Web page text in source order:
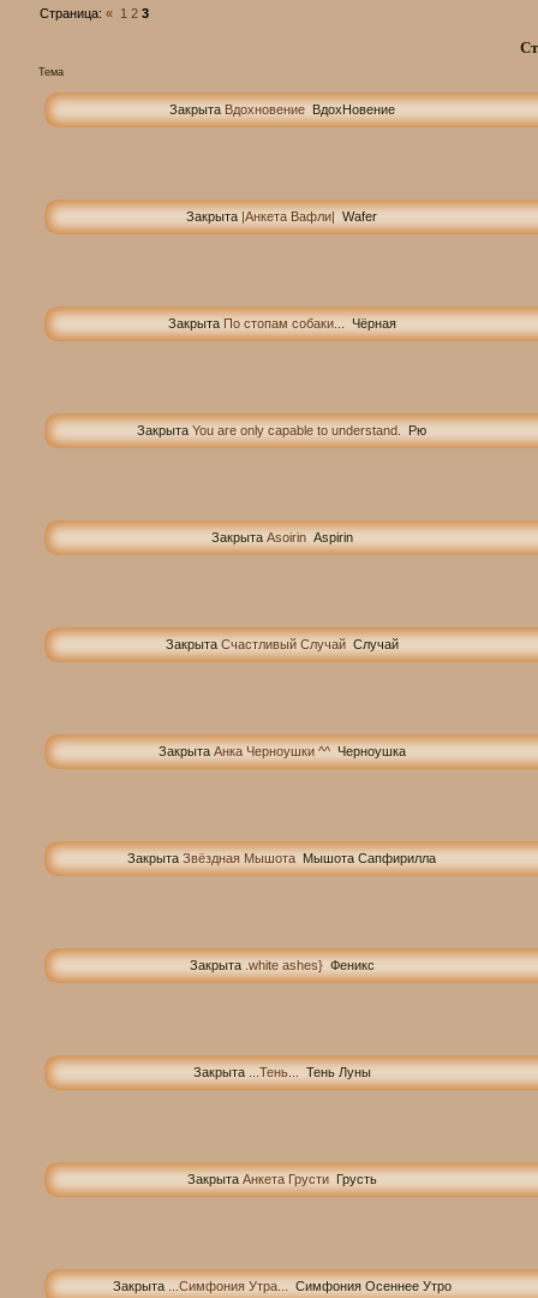
Страница:« 1 2 3
Тема
Закрыта Вдохновение ВдохНовение
Закрыта |Анкета Вафли| Wafer
Закрыта По стопам собаки... Чёрная
Закрыта You are only capable to understand. Рю
Закрыта Asoirin Aspirin
Закрыта Счастливый Случай Случай
Закрыта Анка Черноушки ^^ Черноушка
Закрыта Звёздная Мышота Мышота Сапфирилла
Закрыта .white ashes} Феникс
Закрыта ...Тень... Тень Луны
Закрыта Анкета Грусти Грусть
Закрыта ...Симфония Утра... Симфония Осеннее Утро